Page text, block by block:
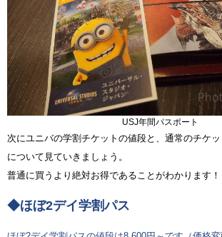
USJ年間パスポート
次にユニバの学割チケットの値段と、通常のチケ
について見ていきましょう。
普通に買うより絶対お得であることがわかります！
◆ほぼ2デイ学割パス